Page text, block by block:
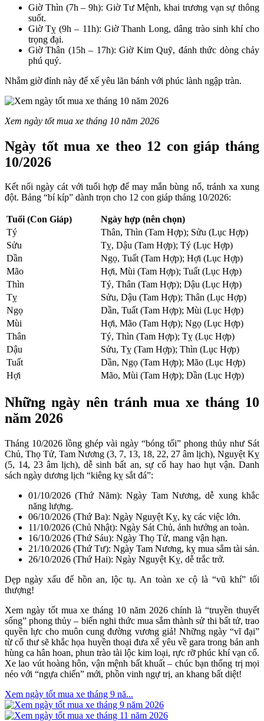
Giờ Thìn (7h – 9h): Giờ Tư Mệnh, khai trương vạn sự thông
suốt.
Giờ Tỵ (9h – 11h): Giờ Thanh Long, dâng trào sinh khí cho
trọng đại.
Giờ Thân (15h – 17h): Giờ Kim Quỹ, đánh thức dòng chảy
phú quý.
Nhắm giờ đỉnh này để xế yêu lăn bánh với phúc lành ngập tràn.
Xem ngày tốt mua xe tháng 10 năm 2026
Ngày tốt mua xe theo 12 con giáp tháng
10/2026
Kết nối ngày cát với tuổi hợp để may mắn bùng nổ, tránh xa xung
đột. Bảng “bí kíp” dành trọn cho 12 con giáp tháng 10/2026:
Tuổi (Con Giáp)
Ngày hợp (nên chọn)
Tý
Thân, Thìn (Tam Hợp); Sửu (Lục Hợp)
Sửu
Tỵ, Dậu (Tam Hợp); Tý (Lục Hợp)
Dần
Ngọ, Tuất (Tam Hợp); Hợi (Lục Hợp)
Mão
Hợi, Mùi (Tam Hợp); Tuất (Lục Hợp)
Thìn
Tý, Thân (Tam Hợp); Dậu (Lục Hợp)
Tỵ
Sửu, Dậu (Tam Hợp); Thân (Lục Hợp)
Ngọ
Dần, Tuất (Tam Hợp); Mùi (Lục Hợp)
Mùi
Hợi, Mão (Tam Hợp); Ngọ (Lục Hợp)
Thân
Tý, Thìn (Tam Hợp); Tỵ (Lục Hợp)
Dậu
Sửu, Tỵ (Tam Hợp); Thìn (Lục Hợp)
Tuất
Dần, Ngọ (Tam Hợp); Mão (Lục Hợp)
Hợi
Mão, Mùi (Tam Hợp); Dần (Lục Hợp)
Những ngày nên tránh mua xe tháng 10
năm 2026
Tháng 10/2026 lồng ghép vài ngày “bóng tối” phong thủy như Sát
Chủ, Thọ Tử, Tam Nương (3, 7, 13, 18, 22, 27 âm lịch), Nguyệt Kỵ
(5, 14, 23 âm lịch), dễ sinh bất an, sự cố hay hao hụt vận. Danh
sách ngày dương lịch “kiêng kỵ sắt đá”:
01/10/2026 (Thứ Năm): Ngày Tam Nương, dễ xung khắc
năng lượng.
06/10/2026 (Thứ Ba): Ngày Nguyệt Kỵ, kỵ các việc lớn.
11/10/2026 (Chủ Nhật): Ngày Sát Chủ, ảnh hưởng an toàn.
16/10/2026 (Thứ Sáu): Ngày Thọ Tử, mang vận hạn.
21/10/2026 (Thứ Tư): Ngày Tam Nương, kỵ mua sắm tài sản.
26/10/2026 (Thứ Hai): Ngày Nguyệt Kỵ, dễ trắc trở.
Dẹp ngày xấu để hồn an, lộc tụ. An toàn xe cộ là “vũ khí” tối
thượng!
Xem ngày tốt mua xe tháng 10 năm 2026 chính là “truyền thuyết
sống” phong thủy – biến nghi thức mua sắm thành sử thi bất tử, trao
quyền lực cho muôn cung đường vương giả! Những ngày “vĩ đại”
từ cổ thư sẽ khắc họa huyền thoại đưa xế yêu về gara trong bản anh
hùng ca hân hoan, phun trào tài lộc kim loại, rực rỡ phúc khí vạn cổ.
Xe lao vút hoàng hôn, vận mệnh bất khuất – chúc bạn thống trị mọi
nẻo với “ngựa chiến” mới, phồn vinh ngự trị, an khang bất diệt!
Xem ngày tốt mua xe tháng 9 nă...